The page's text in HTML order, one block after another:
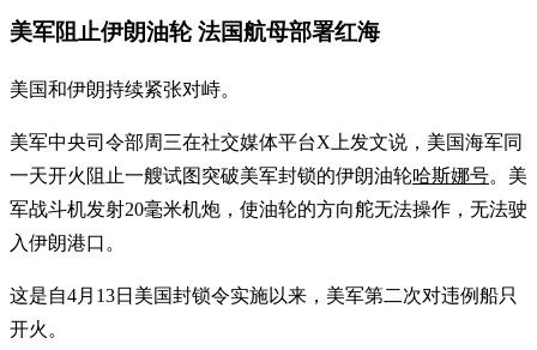
美军阻止伊朗油轮 法国航母部署红海
美国和伊朗持续紧张对峙。
美军中央司令部周三在社交媒体平台X上发文说，美国海军同
一天开火阻止一艘试图突破美军封锁的伊朗油轮哈斯娜号。美
军战斗机发射20毫米机炮，使油轮的方向舵无法操作，无法驶
入伊朗港口。
这是自4月13日美国封锁令实施以来，美军第二次对违例船只
开火。